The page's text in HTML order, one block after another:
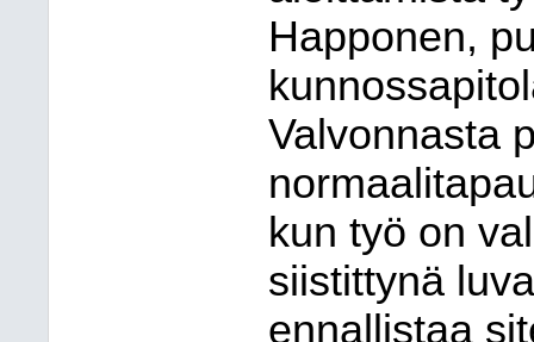
Happonen,
Valvonnasta
kun työ on
siistittynä
ennallistaa